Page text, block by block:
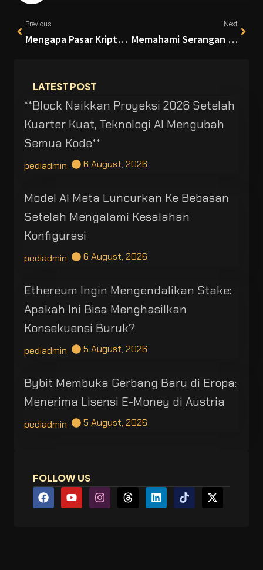
Previous
Mengapa Pasar Kripto Perlu Memperhatikan Peran Kevin Warsh sebagai Ketua The Fed?
Next
Memahami Serangan 51% (51% Attack) dalam Ekosistem Kripto
LATEST POST
**Block Naikkan Proyeksi 2026 Setelah
Kuarter Kuat, Teknologi AI Mengubah
Semua Kode**
pediadmin 6 August, 2026
Model AI Meta Luncurkan Ke Bebasan
Setelah Mengalami Kesalahan
Konfigurasi
pediadmin 6 August, 2026
Ethereum Ingin Mengendalikan Stake:
Apakah Ini Bisa Menghasilkan
Konsekuensi Buruk?
pediadmin 5 August, 2026
Bybit Membuka Gerbang Baru di Eropa:
Menerima Lisensi E-Money di Austria
pediadmin 5 August, 2026
FOLLOW US